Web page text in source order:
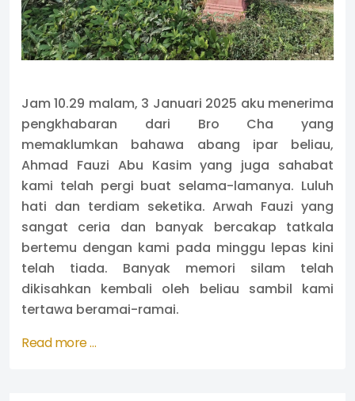
Jam 10.29 malam, 3 Januari 2025 aku menerima
pengkhabaran dari Bro Cha yang
memaklumkan bahawa abang ipar beliau,
Ahmad Fauzi Abu Kasim yang juga sahabat
kami telah pergi buat selama-lamanya. Luluh
hati dan terdiam seketika. Arwah Fauzi yang
sangat ceria dan banyak bercakap tatkala
bertemu dengan kami pada minggu lepas kini
telah tiada. Banyak memori silam telah
dikisahkan kembali oleh beliau sambil kami
tertawa beramai-ramai.
Read more …